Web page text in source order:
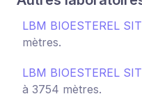
LBM BIOESTEREL
mètres.
LBM BIOESTEREL
à 3754 mètres.